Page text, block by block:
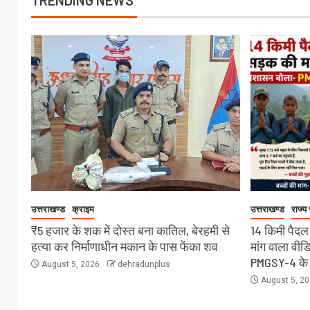
उत्तराखण्ड क्राइम
₹5 हजार के शक में दोस्त बना कातिल, बेरहमी से
हत्या कर निर्माणाधीन मकान के पास फेंका शव
August 5, 2026 dehradunplus
उत्तराखण्ड राज्य
14 किमी
मांग वाला
PMGSY-4
August 5,